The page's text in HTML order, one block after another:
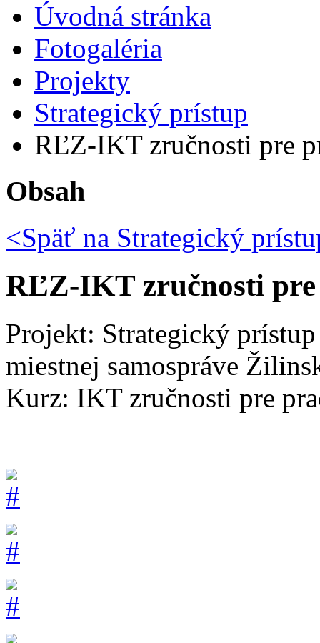
Úvodná stránka
Fotogaléria
Projekty
Strategický prístup
RĽZ-IKT zručnosti pre
Obsah
<Späť na Strategický
RĽZ-IKT zručnosti
Projekt: Strategický
miestnej samospráve
Kurz: IKT zručnosti pre